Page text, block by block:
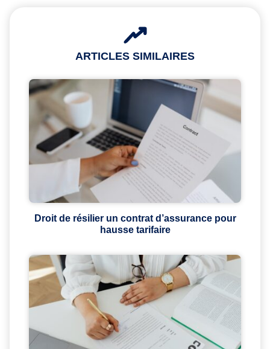
ARTICLES SIMILAIRES
Droit de résilier un contrat d’assurance pour
hausse tarifaire